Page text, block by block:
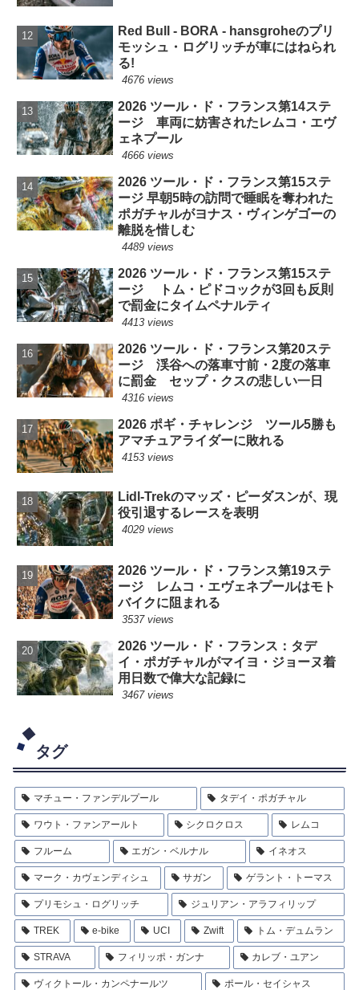
Red Bull - BORA - hansgroheのプリ
モッシュ・ログリッチが車にはねられ
る!
4676 views
2026 ツール・ド・フランス第14ステ
ージ 車両に妨害されたレムコ・エヴ
ェネプール
4666 views
2026 ツール・ド・フランス第15ステ
ージ 早朝5時の訪問で睡眠を奪われた
ポガチャルがヨナス・ヴィンゲゴーの
離脱を惜しむ
4489 views
2026 ツール・ド・フランス第15ステ
ージ トム・ピドコックが3回も反則
で罰金にタイムペナルティ
4413 views
2026 ツール・ド・フランス第20ステ
ージ 渓谷への落車寸前・2度の落車
に罰金 セップ・クスの悲しい一日
4316 views
2026 ポギ・チャレンジ ツール5勝も
アマチュアライダーに敗れる
4153 views
Lidl-Trekのマッズ・ピーダスンが、現
役引退するレースを表明
4029 views
2026 ツール・ド・フランス第19ステ
ージ レムコ・エヴェネプールはモト
バイクに阻まれる
3537 views
2026 ツール・ド・フランス：タデ
イ・ポガチャルがマイヨ・ジョーヌ着
用日数で偉大な記録に
3467 views
タグ
マチュー・ファンデルプール タデイ・ポガチャル
ワウト・ファンアールト シクロクロス レムコ
フルーム エガン・ベルナル イネオス
マーク・カヴェンディシュ サガン ゲラント・トーマス
プリモシュ・ログリッチ ジュリアン・アラフィリップ
TREK e-bike UCI Zwift トム・デュムラン
STRAVA フィリッポ・ガンナ カレブ・ユアン
ヴィクトール・カンペナールツ ポール・セイシャス